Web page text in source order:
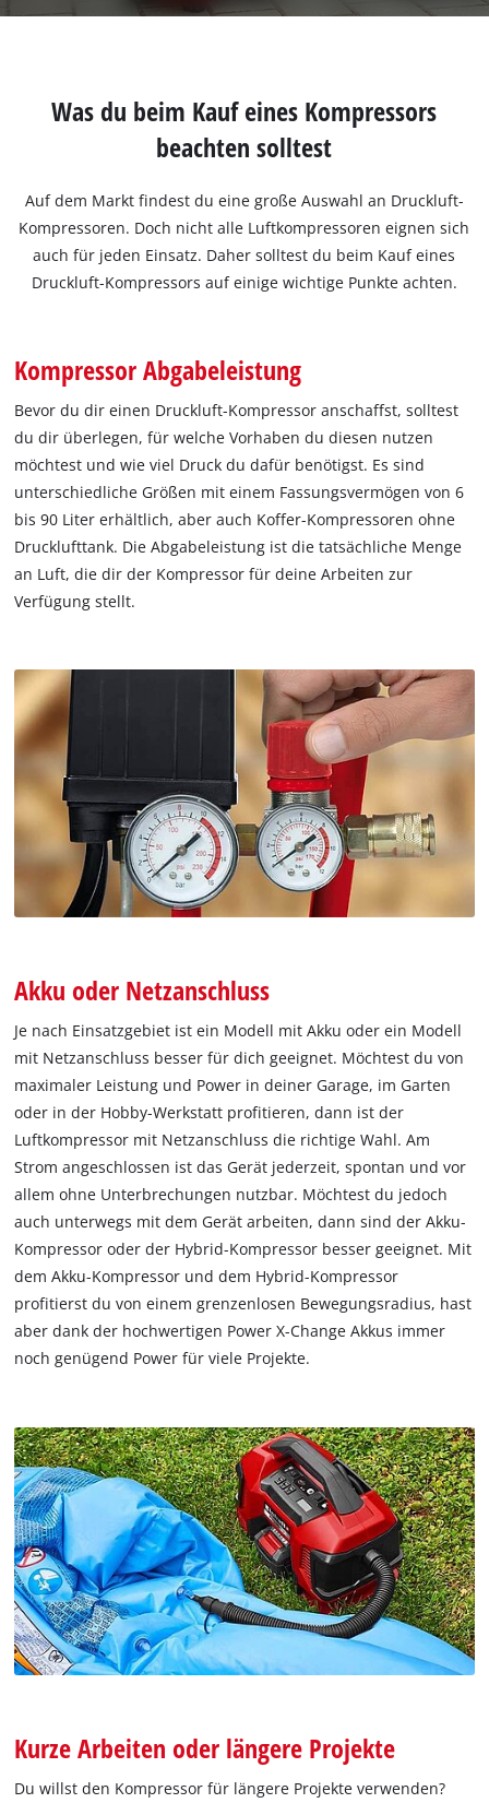
Was du beim Kauf eines Kompressors
beachten solltest
Auf dem Markt findest du eine große Auswahl an Druckluft-
Kompressoren. Doch nicht alle Luftkompressoren eignen sich
auch für jeden Einsatz. Daher solltest du beim Kauf eines
Druckluft-Kompressors auf einige wichtige Punkte achten.
Kompressor Abgabeleistung
Bevor du dir einen Druckluft-Kompressor anschaffst, solltest
du dir überlegen, für welche Vorhaben du diesen nutzen
möchtest und wie viel Druck du dafür benötigst. Es sind
unterschiedliche Größen mit einem Fassungsvermögen von 6
bis 90 Liter erhältlich, aber auch Koffer-Kompressoren ohne
Drucklufttank. Die Abgabeleistung ist die tatsächliche Menge
an Luft, die dir der Kompressor für deine Arbeiten zur
Verfügung stellt.
Akku oder Netzanschluss
Je nach Einsatzgebiet ist ein Modell mit Akku oder ein Modell
mit Netzanschluss besser für dich geeignet. Möchtest du von
maximaler Leistung und Power in deiner Garage, im Garten
oder in der Hobby-Werkstatt profitieren, dann ist der
Luftkompressor mit Netzanschluss die richtige Wahl. Am
Strom angeschlossen ist das Gerät jederzeit, spontan und vor
allem ohne Unterbrechungen nutzbar. Möchtest du jedoch
auch unterwegs mit dem Gerät arbeiten, dann sind der Akku-
Kompressor oder der Hybrid-Kompressor besser geeignet. Mit
dem Akku-Kompressor und dem Hybrid-Kompressor
profitierst du von einem grenzenlosen Bewegungsradius, hast
aber dank der hochwertigen Power X-Change Akkus immer
noch genügend Power für viele Projekte.
Kurze Arbeiten oder längere Projekte
Du willst den Kompressor für längere Projekte verwenden?